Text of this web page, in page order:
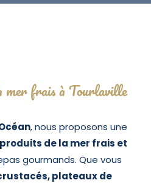
mer frais à Tourlaville
, nous proposons une
produits de la mer frais et
gourmands. Que vous
plateaux de